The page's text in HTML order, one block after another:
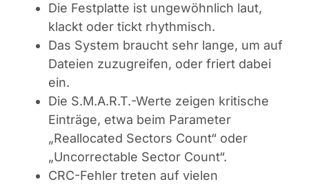
Die Festplatte ist ungewöhnlich laut,
klackt oder tickt rhythmisch.
Das System braucht sehr lange, um auf
Dateien zuzugreifen, oder friert dabei
ein.
Die S.M.A.R.T.-Werte zeigen kritische
Einträge, etwa beim Parameter
„Reallocated Sectors Count“ oder
„Uncorrectable Sector Count“.
CRC-Fehler treten auf vielen